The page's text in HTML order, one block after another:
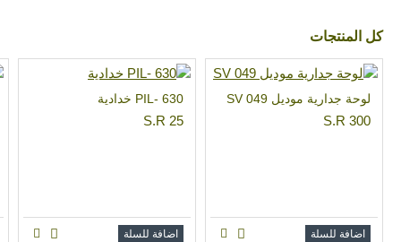
كل المنتجات
لوحة جدارية موديل SV 049
S.R 300
اضافة للسلة
PIL- 630 خدادية
S.R 25
اضافة للسلة